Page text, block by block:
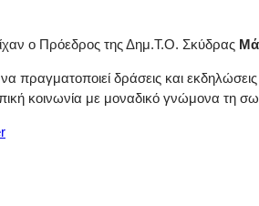
ο Πρόεδρος της Δημ.Τ.Ο. Σκύδρας
πραγματοποιεί δράσεις και
κοινωνία με μοναδικό γνώμονα τη